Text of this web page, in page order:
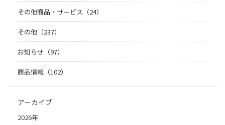
その他商品・サービス（24）
その他（237）
お知らせ（97）
商品情報（102）
アーカイブ
2026年